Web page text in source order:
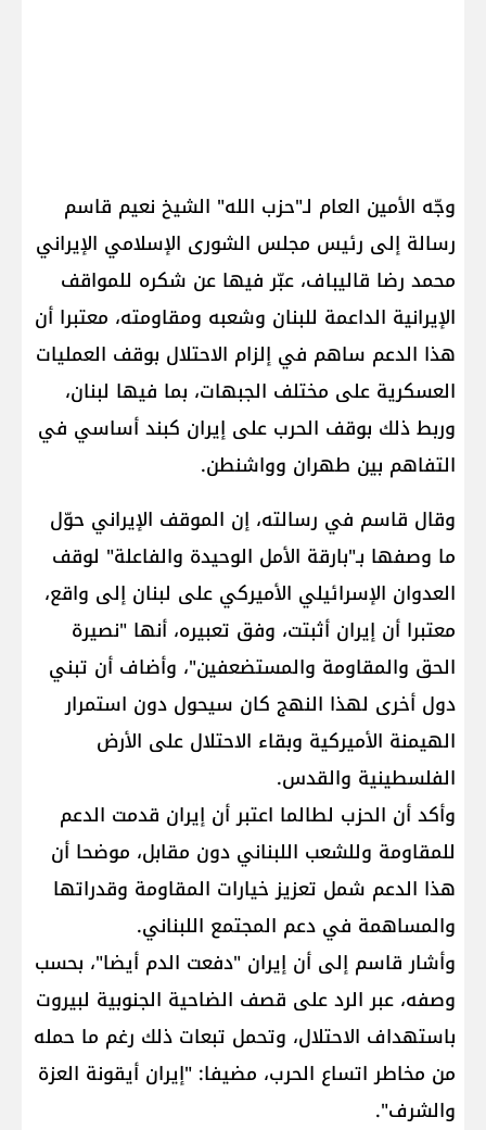
وجّه الأمين العام لـ"حزب الله" الشيخ نعيم قاسم
رسالة إلى رئيس مجلس الشورى الإسلامي الإيراني
محمد رضا قاليباف، عبّر فيها عن شكره للمواقف
الإيرانية الداعمة للبنان وشعبه ومقاومته، معتبرا أن
هذا الدعم ساهم في إلزام الاحتلال بوقف العمليات
العسكرية على مختلف الجبهات، بما فيها لبنان،
وربط ذلك بوقف الحرب على إيران كبند أساسي في
التفاهم بين طهران وواشنطن.
وقال قاسم في رسالته، إن الموقف الإيراني حوّل
ما وصفها بـ"بارقة الأمل الوحيدة والفاعلة" لوقف
العدوان الإسرائيلي الأميركي على لبنان إلى واقع،
معتبرا أن إيران أثبتت، وفق تعبيره، أنها "نصيرة
الحق والمقاومة والمستضعفين"، وأضاف أن تبني
دول أخرى لهذا النهج كان سيحول دون استمرار
الهيمنة الأميركية وبقاء الاحتلال على الأرض
الفلسطينية والقدس.
وأكد أن الحزب لطالما اعتبر أن إيران قدمت الدعم
للمقاومة وللشعب اللبناني دون مقابل، موضحا أن
هذا الدعم شمل تعزيز خيارات المقاومة وقدراتها
والمساهمة في دعم المجتمع اللبناني.
وأشار قاسم إلى أن إيران "دفعت الدم أيضا"، بحسب
وصفه، عبر الرد على قصف الضاحية الجنوبية لبيروت
باستهداف الاحتلال، وتحمل تبعات ذلك رغم ما حمله
من مخاطر اتساع الحرب، مضيفا: "إيران أيقونة العزة
والشرف".